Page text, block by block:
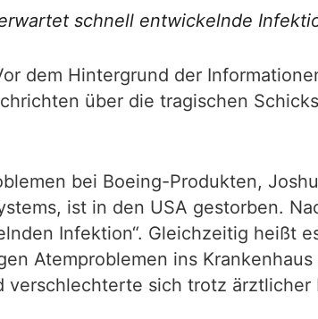
schnell entwickelnde
dem Hintergrund der
über die tragischen
bei Boeing-Produkten,
ist in den USA gestorben.
Infektion“. Gleichzeitig heißt
Atemproblemen ins
sich trotz ärztlicher